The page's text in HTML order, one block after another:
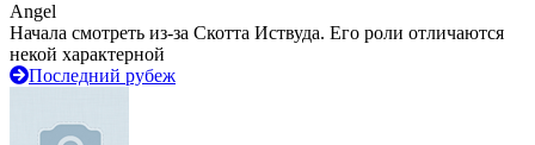
Angel
Начала смотреть из-за Скотта Иствуда. Его роли отличаются
некой характерной
Последний рубеж